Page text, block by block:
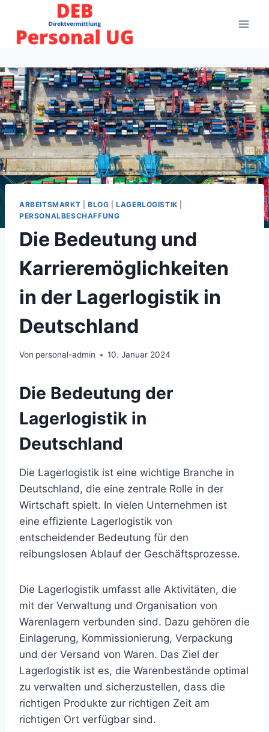
springen
ARBEITSMARKT BLOG |LAGERLOGISTIK
PERSONALBESCHAFFUNG
Die Bedeutung und
Karrieremöglichkeiten
in der Lagerlogistik in
Deutschland
Von personal-admin 10. Januar 2024
Die Bedeutung der
Lagerlogistik in
Deutschland
Die Lagerlogistik ist eine wichtige Branche in
Deutschland, die eine zentrale Rolle in der
Wirtschaft spielt. In vielen Unternehmen ist
eine effiziente Lagerlogistik von
entscheidender Bedeutung für den
reibungslosen Ablauf der Geschäftsprozesse.
Die Lagerlogistik umfasst alle Aktivitäten, die
mit der Verwaltung und Organisation von
Warenlagern verbunden sind. Dazu gehören die
Einlagerung, Kommissionierung, Verpackung
und der Versand von Waren. Das Ziel der
Lagerlogistik ist es, die Warenbestände optimal
zu verwalten und sicherzustellen, dass die
richtigen Produkte zur richtigen Zeit am
richtigen Ort verfügbar sind.